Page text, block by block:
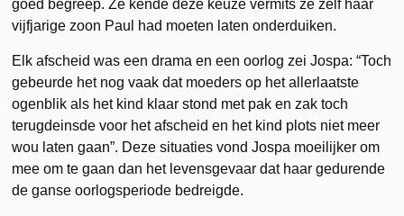
goed begreep. Ze kende deze keuze vermits ze zelf haar
vijfjarige zoon Paul had moeten laten onderduiken.
Elk afscheid was een drama en een oorlog zei Jospa: “Toch
gebeurde het nog vaak dat moeders op het allerlaatste
ogenblik als het kind klaar stond met pak en zak toch
terugdeinsde voor het afscheid en het kind plots niet meer
wou laten gaan”. Deze situaties vond Jospa moeilijker om
mee om te gaan dan het levensgevaar dat haar gedurende
de ganse oorlogsperiode bedreigde.